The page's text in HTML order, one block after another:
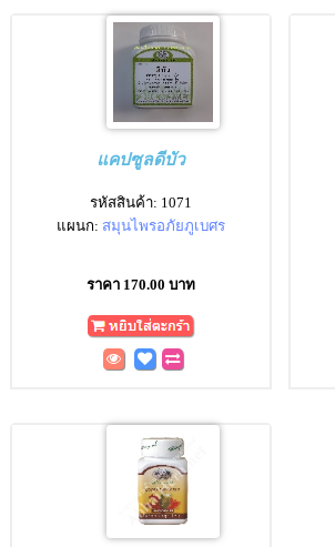
แคปซูลดีบัว
รหัสสินค้า: 1071
แผนก: สมุนไพรอภัยภูเบศร
ราคา 170.00 บาท